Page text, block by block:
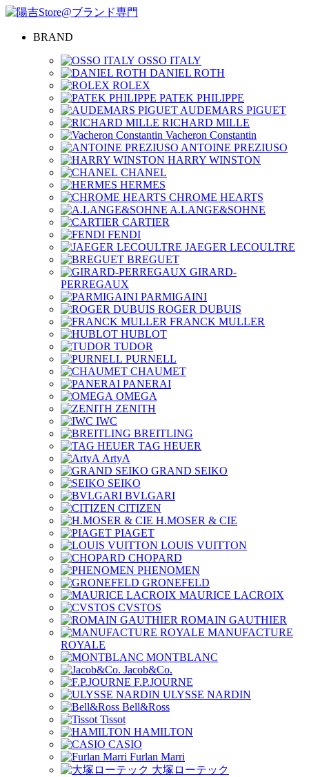
BRAND
OSSO ITALY
DANIEL ROTH
ROLEX
PATEK PHILIPPE
AUDEMARS PIGUET
RICHARD MILLE
Vacheron Constantin
ANTOINE PREZIUSO
HARRY WINSTON
CHANEL
HERMES
CHROME HEARTS
A.LANGE&SOHNE
CARTIER
FENDI
JAEGER LECOULTRE
BREGUET
GIRARD-
PERREGAUX
PARMIGAINI
ROGER DUBUIS
FRANCK MULLER
HUBLOT
TUDOR
PURNELL
CHAUMET
PANERAI
OMEGA
ZENITH
IWC
BREITLING
TAG HEUER
ArtyA
GRAND SEIKO
SEIKO
BVLGARI
CITIZEN
H.MOSER & CIE
PIAGET
LOUIS VUITTON
CHOPARD
PHENOMEN
GRONEFELD
MAURICE LACROIX
CVSTOS
ROMAIN GAUTHIER
MANUFACTURE
ROYALE
MONTBLANC
Jacob&Co.
F.P.JOURNE
ULYSSE NARDIN
Bell&Ross
Tissot
HAMILTON
CASIO
Furlan Marri
大塚ローテック